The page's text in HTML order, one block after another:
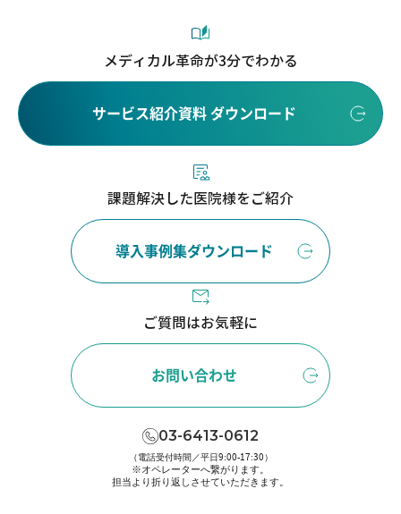
メディカル革命が3分でわかる
サービス紹介資料 ダウンロード
課題解決した医院様をご紹介
導入事例集ダウンロード
ご質問はお気軽に
お問い合わせ
03-6413-0612
（電話受付時間／平日9:00-17:30）
※オペレーターへ繋がります。
担当より折り返しさせていただきます。